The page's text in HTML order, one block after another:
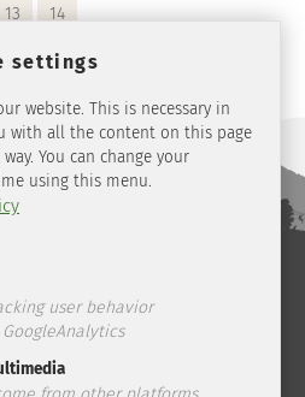
13 14
33 | Fax: +49 (0) 39 45 2 / 99 0 67 | E-
| privacy |
settings
website. This is necessary in
with all the content on this page
You can change your
using this menu.
user behavior